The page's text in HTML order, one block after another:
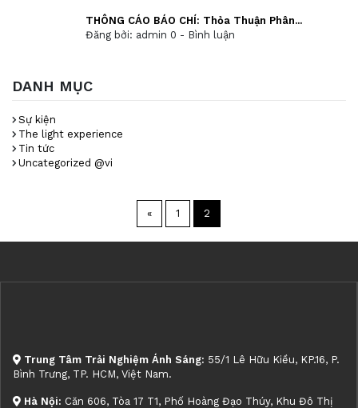
THÔNG CÁO BÁO CHÍ: Thỏa Thuận Phân...
Đăng bởi: admin 0 - Bình luận
DANH MỤC
Sự kiện
The light experience
Tin tức
Uncategorized @vi
« 1 2
Trung Tâm Trải Nghiệm Ánh Sáng: 55/1 Lê Hữu Kiều, KP.16, P.
Bình Trưng, TP. HCM, Việt Nam.
Hà Nội: Căn 606, Tòa 17 T1, Phố Hoàng Đạo Thúy, Khu Đô Thị